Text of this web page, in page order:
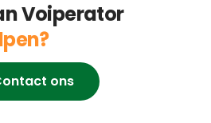
Voiperator
ons